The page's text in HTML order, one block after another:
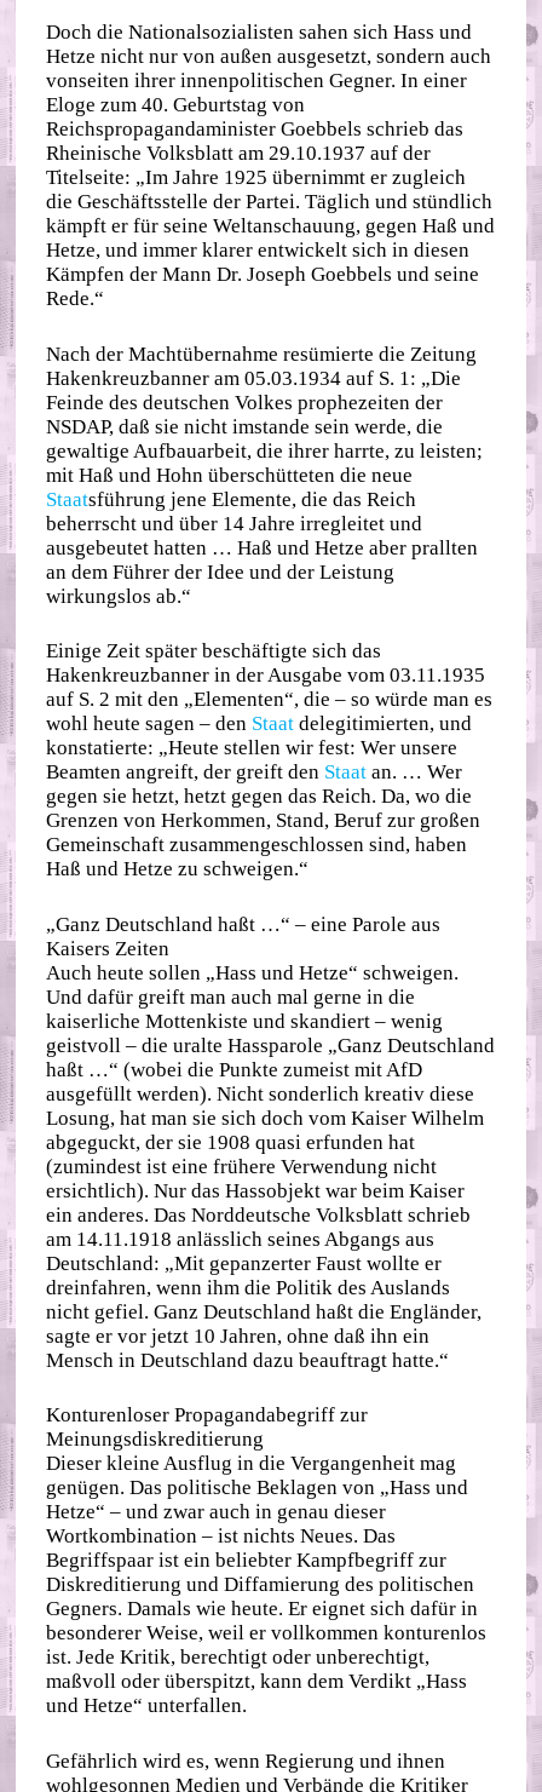
Doch die Nationalsozialisten sahen sich Hass und
Hetze nicht nur von außen ausgesetzt, sondern auch
vonseiten ihrer innenpolitischen Gegner. In einer
Eloge zum 40. Geburtstag von
Reichspropagandaminister Goebbels schrieb das
Rheinische Volksblatt am 29.10.1937 auf der
Titelseite: „Im Jahre 1925 übernimmt er zugleich
die Geschäftsstelle der Partei. Täglich und stündlich
kämpft er für seine Weltanschauung, gegen Haß und
Hetze, und immer klarer entwickelt sich in diesen
Kämpfen der Mann Dr. Joseph Goebbels und seine
Rede.“
Nach der Machtübernahme resümierte die Zeitung
Hakenkreuzbanner am 05.03.1934 auf S. 1: „Die
Feinde des deutschen Volkes prophezeiten der
NSDAP, daß sie nicht imstande sein werde, die
gewaltige Aufbauarbeit, die ihrer harrte, zu leisten;
mit Haß und Hohn überschütteten die neue
Staatsführung jene Elemente, die das Reich
beherrscht und über 14 Jahre irregleitet und
ausgebeutet hatten … Haß und Hetze aber prallten
an dem Führer der Idee und der Leistung
wirkungslos ab.“
Einige Zeit später beschäftigte sich das
Hakenkreuzbanner in der Ausgabe vom 03.11.1935
auf S. 2 mit den „Elementen“, die – so würde man es
wohl heute sagen – den Staat delegitimierten, und
konstatierte: „Heute stellen wir fest: Wer unsere
Beamten angreift, der greift den Staat an. … Wer
gegen sie hetzt, hetzt gegen das Reich. Da, wo die
Grenzen von Herkommen, Stand, Beruf zur großen
Gemeinschaft zusammengeschlossen sind, haben
Haß und Hetze zu schweigen.“
„Ganz Deutschland haßt …“ – eine Parole aus
Kaisers Zeiten
Auch heute sollen „Hass und Hetze“ schweigen.
Und dafür greift man auch mal gerne in die
kaiserliche Mottenkiste und skandiert – wenig
geistvoll – die uralte Hassparole „Ganz Deutschland
haßt …“ (wobei die Punkte zumeist mit AfD
ausgefüllt werden). Nicht sonderlich kreativ diese
Losung, hat man sie sich doch vom Kaiser Wilhelm
abgeguckt, der sie 1908 quasi erfunden hat
(zumindest ist eine frühere Verwendung nicht
ersichtlich). Nur das Hassobjekt war beim Kaiser
ein anderes. Das Norddeutsche Volksblatt schrieb
am 14.11.1918 anlässlich seines Abgangs aus
Deutschland: „Mit gepanzerter Faust wollte er
dreinfahren, wenn ihm die Politik des Auslands
nicht gefiel. Ganz Deutschland haßt die Engländer,
sagte er vor jetzt 10 Jahren, ohne daß ihn ein
Mensch in Deutschland dazu beauftragt hatte.“
Konturenloser Propagandabegriff zur
Meinungsdiskreditierung
Dieser kleine Ausflug in die Vergangenheit mag
genügen. Das politische Beklagen von „Hass und
Hetze“ – und zwar auch in genau dieser
Wortkombination – ist nichts Neues. Das
Begriffspaar ist ein beliebter Kampfbegriff zur
Diskreditierung und Diffamierung des politischen
Gegners. Damals wie heute. Er eignet sich dafür in
besonderer Weise, weil er vollkommen konturenlos
ist. Jede Kritik, berechtigt oder unberechtigt,
maßvoll oder überspitzt, kann dem Verdikt „Hass
und Hetze“ unterfallen.
Gefährlich wird es, wenn Regierung und ihnen
wohlgesonnen Medien und Verbände die Kritiker